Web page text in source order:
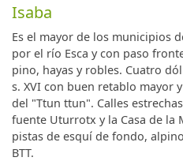
Isaba
Es el mayor de los municipios
por el río Esca y con paso
pino, hayas y robles. Cuatro
s. XVI con buen retablo mayor
del "Ttun ttun". Calles
fuente Uturrotx y la Casa de la
pistas de esquí de fondo,
BTT.